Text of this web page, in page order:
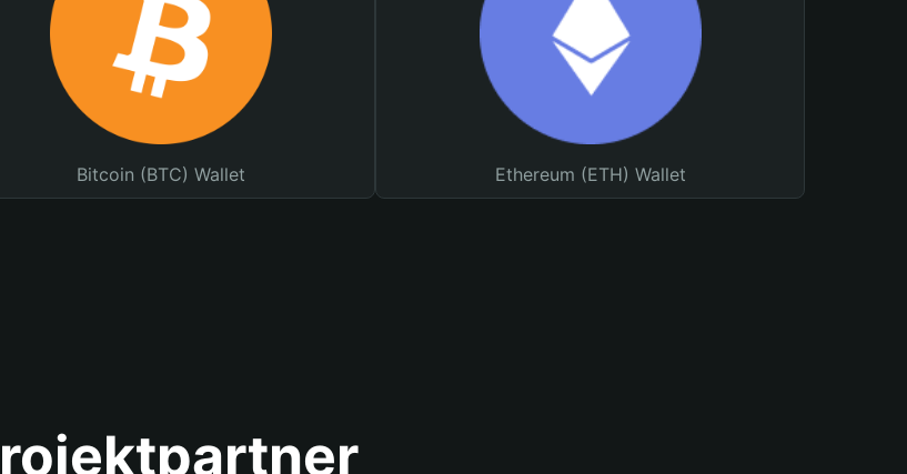
Bitcoin (BTC) Wallet Ethereum (ETH) Wallet